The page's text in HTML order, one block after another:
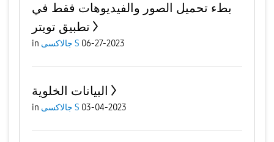
بطء تحميل الصور والفيديوهات فقط في
تطبيق تويتر
in جالاكسى S 06-27-2023
البيانات الخلوية
in جالاكسى S 03-04-2023